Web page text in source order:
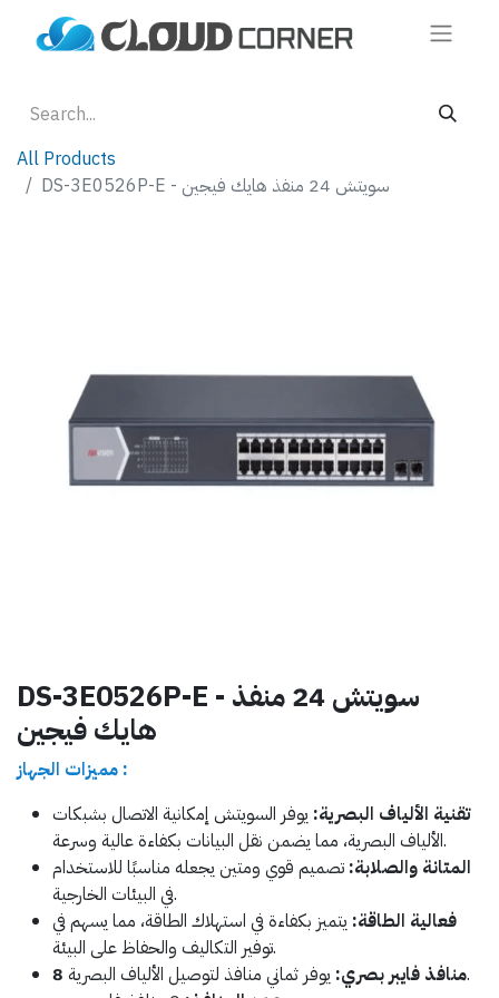
All Products
DS-3E0526P-E - سويتش 24 منفذ هايك فيجين
DS-3E0526P-E - سويتش 24 منفذ
هايك فيجين
مميزات الجهاز :
تقنية الألياف البصرية: يوفر السويتش إمكانية الاتصال بشبكات
الألياف البصرية، مما يضمن نقل البيانات بكفاءة عالية وسرعة.
المتانة والصلابة: تصميم قوي ومتين يجعله مناسبًا للاستخدام
في البيئات الخارجية.
فعالية الطاقة: يتميز بكفاءة في استهلاك الطاقة، مما يسهم في
توفير التكاليف والحفاظ على البيئة.
8 منافذ فايبر بصري:يوفر ثماني منافذ لتوصيل الألياف البصرية.